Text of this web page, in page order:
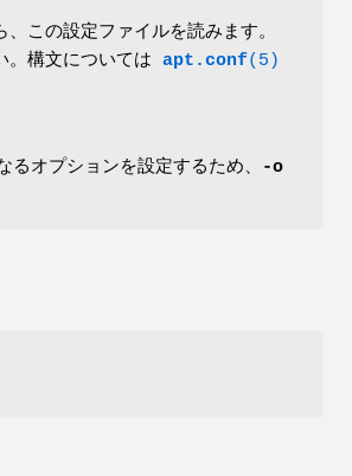
この設定ファイルを読みます。
構文については apt.conf(5)
オプションを設定するため、 -o